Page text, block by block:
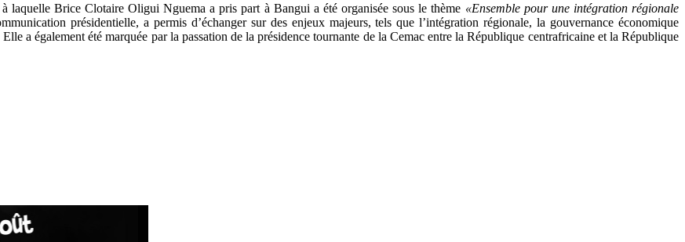
laquelle Brice Clotaire Oligui Nguema a pris part à Bangui a été organisée sous le thème «Ensemble pour une intégration régionale
présidentielle, a permis d’échanger sur des enjeux majeurs, tels que l’intégration régionale, la gouvernance économique
a également été marquée par la passation de la présidence tournante de la Cemac entre la République centrafricaine et la République